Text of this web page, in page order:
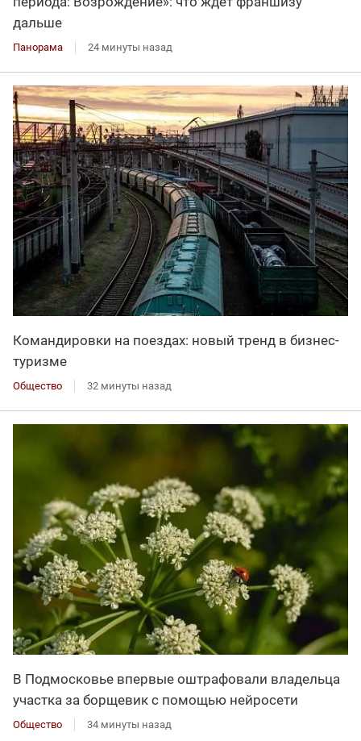
дальше
Панорама 24 минуты назад
Командировки на поездах: новый тренд в бизнес-
туризме
Общество 32 минуты назад
В Подмосковье впервые оштрафовали владельца
участка за борщевик с помощью нейросети
Общество 34 минуты назад